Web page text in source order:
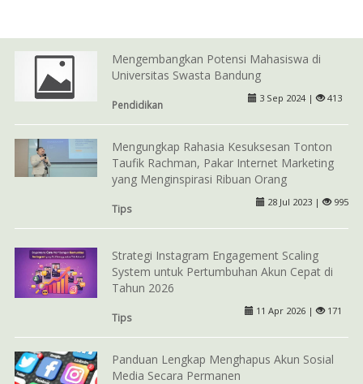
Mengembangkan Potensi Mahasiswa di
Universitas Swasta Bandung
Pendidikan
3 Sep 2024 | 413
Mengungkap Rahasia Kesuksesan Tonton
Taufik Rachman, Pakar Internet Marketing
yang Menginspirasi Ribuan Orang
Tips
28 Jul 2023 | 995
Strategi Instagram Engagement Scaling
System untuk Pertumbuhan Akun Cepat di
Tahun 2026
Tips
11 Apr 2026 | 171
Panduan Lengkap Menghapus Akun Sosial
Media Secara Permanen